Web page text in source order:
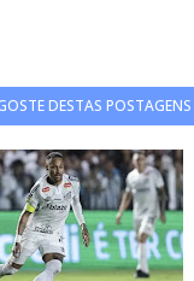
DESTAS POSTAGENS